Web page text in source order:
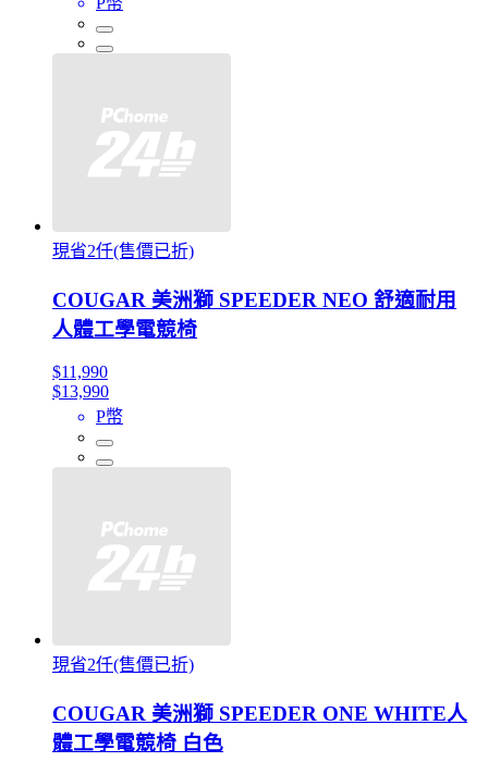
現省2仟(售價已折)
COUGAR 美洲獅 SPEEDER NEO 舒適耐用
人體工學電競椅
$11,990
$13,990
P幣
現省2仟(售價已折)
COUGAR 美洲獅 SPEEDER ONE WHITE人
體工學電競椅 白色